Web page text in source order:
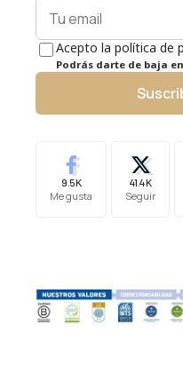
Acepto la política de
Podrás darte de baja
9.5K
Me gusta
41.4K
Seguir